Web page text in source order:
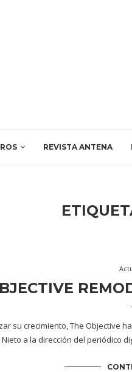
REVISTA ANTENA
su crecimiento, The Objective
a la dirección del periódico